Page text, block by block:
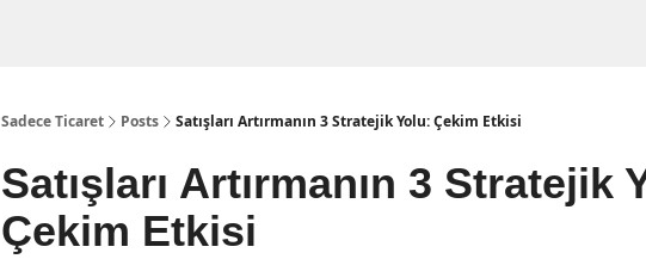
Sadece Ticaret Posts Satışları Artırmanın 3 Stratejik Yolu: Çekim Etkisi
Satışları Artırmanın 3 Stratejik
Çekim Etkisi